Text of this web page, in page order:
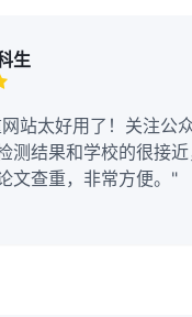
生
站太好用了！关注公
测结果和学校的很接近
文查重，非常方便。"